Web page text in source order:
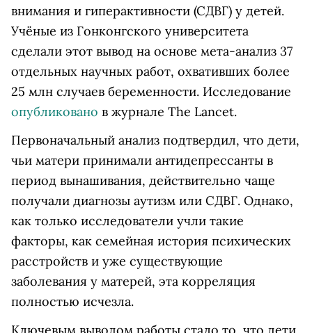
внимания и гиперактивности (СДВГ) у детей.
Учёные из Гонконгского университета
сделали этот вывод на основе мета-анализ 37
отдельных научных работ, охвативших более
25 млн случаев беременности. Исследование
опубликовано в журнале The Lancet.
Первоначальный анализ подтвердил, что дети,
чьи матери принимали антидепрессанты в
период вынашивания, действительно чаще
получали диагнозы аутизм или СДВГ. Однако,
как только исследователи учли такие
факторы, как семейная история психических
расстройств и уже существующие
заболевания у матерей, эта корреляция
полностью исчезла.